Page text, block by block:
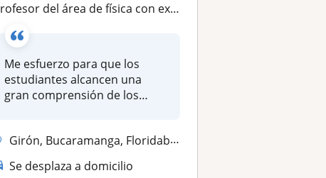
Profesor del área de física con experiencia en la EPC
Me esfuerzo para que los
estudiantes alcancen una
gran comprensión de los
Girón, Bucaramanga, Floridablanca
Se desplaza a domicilio